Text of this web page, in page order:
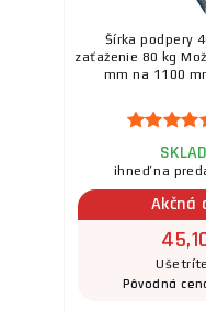
9.
Šírka podpery
zaťaženie 80 kg
mm na 1100
ihneď na
Akčná
Pôvodná